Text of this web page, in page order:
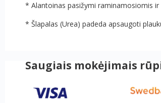
* Alantoinas pasižymi raminamosiomis
* Šlapalas (Urea) padeda apsaugoti
Saugiais mokėjimais